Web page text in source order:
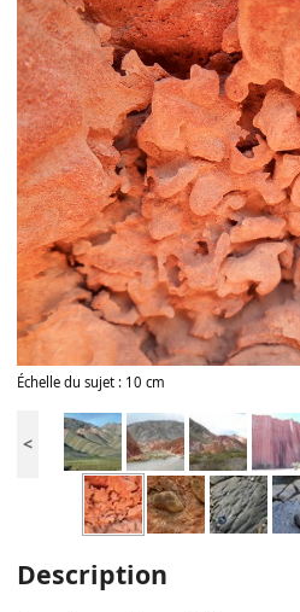
Échelle du sujet : 10 cm
<
Description